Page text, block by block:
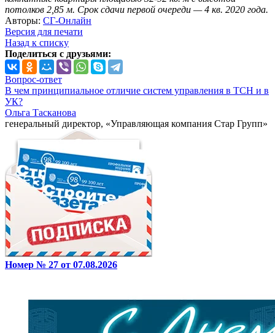
потолков 2,85 м. Срок сдачи первой очереди — 4 кв. 2020 года.
Авторы: СГ-Онлайн
Версия для печати
Назад к списку
Поделиться с друзьями:
Вопрос-ответ
В чем принципиальное отличие систем управления в ТСН и в
УК?
Ольга Тасканова
генеральный директор, «Управляющая компания Стар Групп»
Номер № 27 от 07.08.2026